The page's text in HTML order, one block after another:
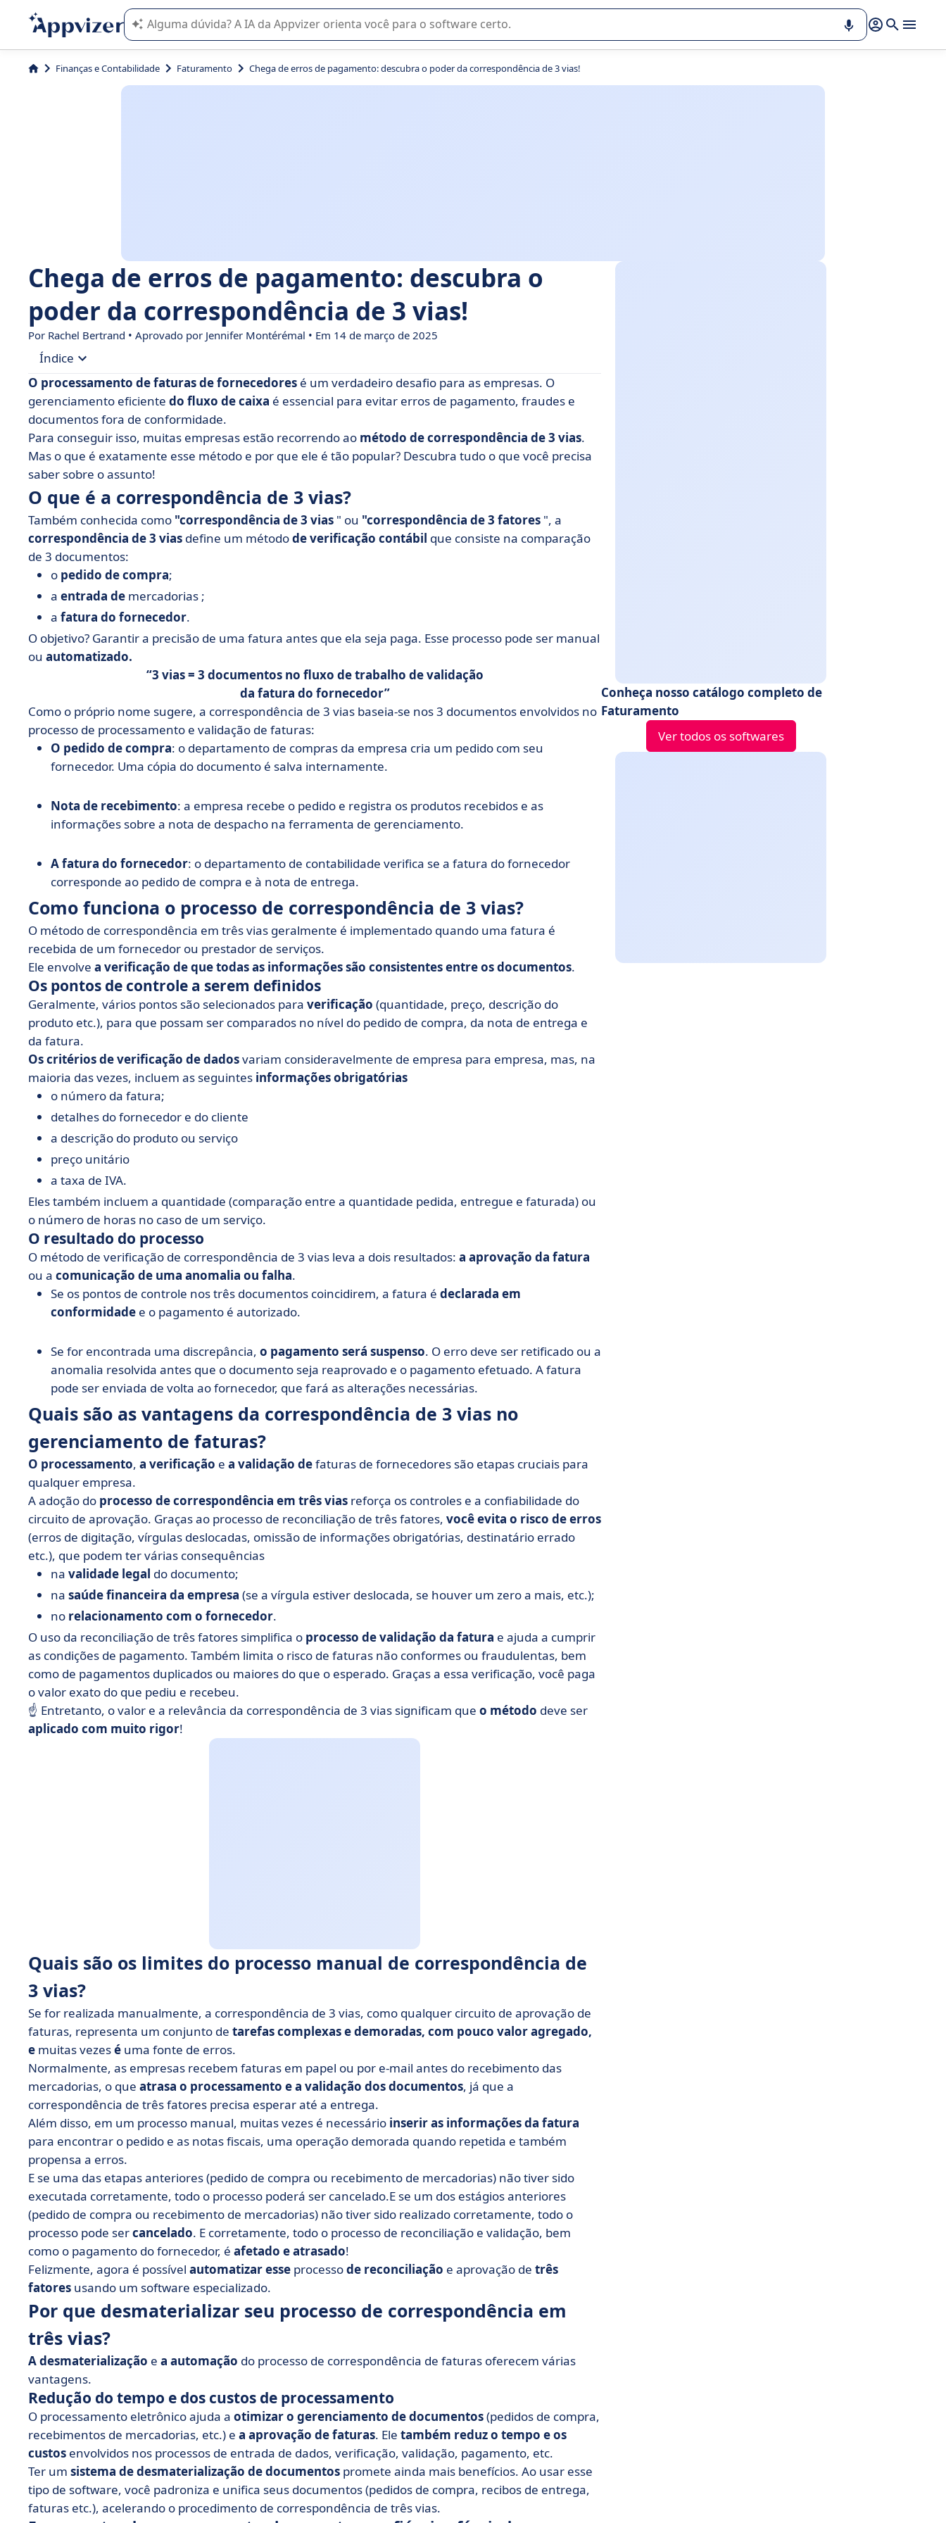
A IA do Appvizer o orienta no uso ou na seleção de software SaaS para sua empresa.
Finanças e Contabilidade Faturamento Chega de erros de pagamento: descubra o poder da correspondência de 3 vias!
Chega de erros de pagamento: descubra o
poder da correspondência de 3 vias!
Por Rachel Bertrand • Aprovado por Jennifer Montérémal • Em 14 de março de 2025
Índice
• O que é a correspondência de 3 vias?
• Como funciona o processo de correspondência de 3 vias?
• Quais são as vantagens da correspondência de 3 vias no gerenciamento de faturas?
• Quais são os limites do processo manual de correspondência de 3 vias?
• Por que desmaterializar seu processo de correspondência em três vias?
• Comparação em três vias: o que eu ganho com isso?
O processamento de faturas de fornecedores é um verdadeiro desafio para as empresas. O
gerenciamento eficiente do fluxo de caixa é essencial para evitar erros de pagamento, fraudes e
documentos fora de conformidade.
Para conseguir isso, muitas empresas estão recorrendo ao método de correspondência de 3 vias.
Mas o que é exatamente esse método e por que ele é tão popular? Descubra tudo o que você precisa
saber sobre o assunto!
O que é a correspondência de 3 vias?
Também conhecida como "correspondência de 3 vias " ou "correspondência de 3 fatores ", a
correspondência de 3 vias define um métodode verificação contábil que consiste na comparação
de 3 documentos:
o pedido de compra;
a entrada de mercadorias ;
a fatura do fornecedor.
O objetivo? Garantir a precisão de uma fatura antes que ela seja paga. Esse processo pode ser manual
ou automatizado.
3 vias = 3 documentos no fluxo de trabalho de validação
da fatura do fornecedor
Como o próprio nome sugere, a correspondência de 3 vias baseia-se nos 3 documentos envolvidos no
processo de processamento e validação de faturas:
O pedido de compra: o departamento de compras da empresa cria um pedido com seu
fornecedor. Uma cópia do documento é salva internamente.
Nota de recebimento: a empresa recebe o pedido e registra os produtos recebidos e as
informações sobre a nota de despacho na ferramenta de gerenciamento.
A fatura do fornecedor: o departamento de contabilidade verifica se a fatura do fornecedor
corresponde ao pedido de compra e à nota de entrega.
Como funciona o processo de correspondência de 3 vias?
O método de correspondência em três vias geralmente é implementado quando uma fatura é
recebida de um fornecedor ou prestador de serviços.
Ele envolve a verificação de que todas as informações são consistentes entre os documentos.
Os pontos de controle a serem definidos
Geralmente, vários pontos são selecionados para verificação (quantidade, preço, descrição do
produto etc.), para que possam ser comparados no nível do pedido de compra, da nota de entrega e
da fatura.
Os critérios de verificação de dadosvariam consideravelmente de empresa para empresa, mas, na
maioria das vezes, incluem as seguintes informações obrigatórias
o número da fatura;
detalhes do fornecedor e do cliente
a descrição do produto ou serviço
preço unitário
a taxa de IVA.
Eles também incluem a quantidade (comparação entre a quantidade pedida, entregue e faturada) ou
o número de horas no caso de um serviço.
O resultado do processo
O método de verificação de correspondência de 3 vias leva a dois resultados: a aprovação da fatura
ou a comunicação de uma anomalia ou falha.
Se os pontos de controle nos três documentos coincidirem, a fatura é declarada em
conformidade e o pagamento é autorizado.
Se for encontrada uma discrepância, o pagamento será suspenso. O erro deve ser retificado ou a
anomalia resolvida antes que o documento seja reaprovado e o pagamento efetuado. A fatura
pode ser enviada de volta ao fornecedor, que fará as alterações necessárias.
Quais são as vantagens da correspondência de 3 vias no
gerenciamento de faturas?
O processamento, a verificação e a validação defaturas de fornecedores são etapas cruciais para
qualquer empresa.
A adoção do processo de correspondência em três vias reforça os controles e a confiabilidade do
circuito de aprovação. Graças ao processo de reconciliação de três fatores, você evita o risco de erros
(erros de digitação, vírgulas deslocadas, omissão de informações obrigatórias, destinatário errado
etc.), que podem ter várias consequências
na validade legal do documento;
na saúde financeira da empresa (se a vírgula estiver deslocada, se houver um zero a mais, etc.);
no relacionamento com o fornecedor.
O uso da reconciliação de três fatores simplifica o processo de validação da fatura e ajuda a cumprir
as condições de pagamento. Também limita o risco de faturas não conformes ou fraudulentas, bem
como de pagamentos duplicados ou maiores do que o esperado. Graças a essa verificação, você paga
o valor exato do que pediu e recebeu.
☝️ Entretanto, o valor e a relevância da correspondência de 3 vias significam que o método deve ser
aplicado com muito rigor!
Quais são os limites do processo manual de correspondência de
3 vias?
Se for realizada manualmente, a correspondência de 3 vias, como qualquer circuito de aprovação de
faturas, representa um conjunto de tarefas complexas e demoradas, com pouco valor agregado,
e muitas vezesé uma fonte de erros.
Normalmente, as empresas recebem faturas em papel ou por e-mail antes do recebimento das
mercadorias, o que atrasa o processamento e a validação dos documentos, já que a
correspondência de três fatores precisa esperar até a entrega.
Além disso, em um processo manual, muitas vezes é necessário inserir as informações da fatura
para encontrar o pedido e as notas fiscais, uma operação demorada quando repetida e também
propensa a erros.
E se uma das etapas anteriores (pedido de compra ou recebimento de mercadorias) não tiver sido
executada corretamente, todo o processo poderá ser cancelado.E se um dos estágios anteriores
(pedido de compra ou recebimento de mercadorias) não tiver sido realizado corretamente, todo o
processo pode sercancelado. E corretamente, todo o processo de reconciliação e validação, bem
como o pagamento do fornecedor, é afetado e atrasado!
Felizmente, agora é possível automatizar esse processode reconciliação e aprovação de três
fatores usando um software especializado.
Por que desmaterializar seu processo de correspondência em
três vias?
A desmaterialização e a automação do processo de correspondência de faturas oferecem várias
vantagens.
Redução do tempo e dos custos de processamento
O processamento eletrônico ajuda a otimizar o gerenciamento de documentos(pedidos de compra,
recebimentos de mercadorias, etc.) e a aprovação de faturas. Ele também reduz o tempo e os
custos envolvidos nos processos de entrada de dados, verificação, validação, pagamento, etc.
Ter um sistema de desmaterialização de documentos promete ainda mais benefícios. Ao usar esse
tipo de software, você padroniza e unifica seus documentos (pedidos de compra, recibos de entrega,
faturas etc.), acelerando o procedimento de correspondência de três vias.
Conheça nosso catálogo completo de
Faturamento
Ver todos os softwares